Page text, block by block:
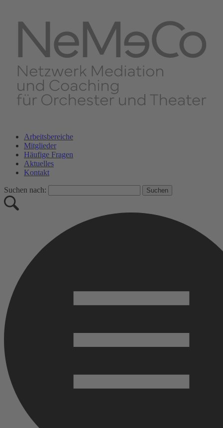
Arbeitsbereiche
Mitglieder
Häufige Fragen
Aktuelles
Kontakt
Suchen nach: